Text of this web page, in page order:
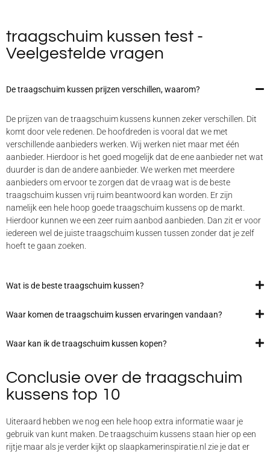
traagschuim kussen test -
Veelgestelde vragen
De traagschuim kussen prijzen verschillen, waarom?
De prijzen van de traagschuim kussens kunnen zeker verschillen. Dit
komt door vele redenen. De hoofdreden is vooral dat we met
verschillende aanbieders werken. Wij werken niet maar met één
aanbieder. Hierdoor is het goed mogelijk dat de ene aanbieder net wat
duurder is dan de andere aanbieder. We werken met meerdere
aanbieders om ervoor te zorgen dat de vraag wat is de beste
traagschuim kussen vrij ruim beantwoord kan worden. Er zijn
namelijk een hele hoop goede traagschuim kussens op de markt.
Hierdoor kunnen we een zeer ruim aanbod aanbieden. Dan zit er voor
iedereen wel de juiste traagschuim kussen tussen zonder dat je zelf
hoeft te gaan zoeken.
Wat is de beste traagschuim kussen?
Waar komen de traagschuim kussen ervaringen vandaan?
Waar kan ik de traagschuim kussen kopen?
Conclusie over de traagschuim
kussens top 10
Uiteraard hebben we nog een hele hoop extra informatie waar je
gebruik van kunt maken. De traagschuim kussens staan hier op een
rijtje maar als je verder kijkt op slaapkamerinspiratie.nl zie je dat er